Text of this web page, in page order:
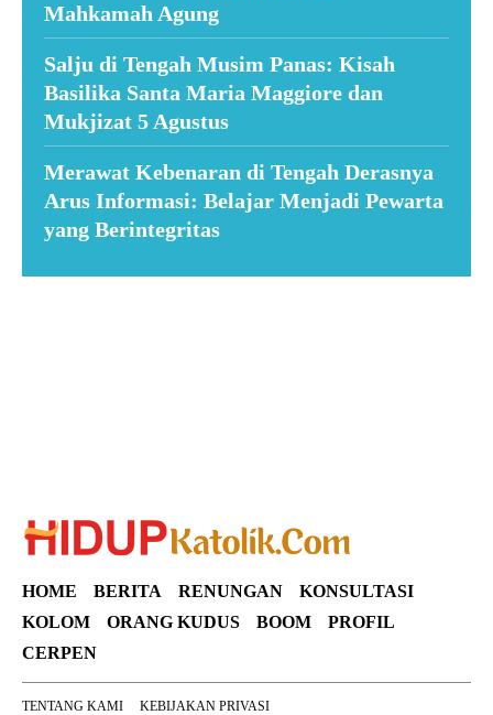
Mahkamah Agung
Salju di Tengah Musim Panas: Kisah
Basilika Santa Maria Maggiore dan
Mukjizat 5 Agustus
Merawat Kebenaran di Tengah Derasnya
Arus Informasi: Belajar Menjadi Pewarta
yang Berintegritas
HOME BERITA RENUNGAN
KONSULTASI
KOLOM
ORANG KUDUS BOOM
PROFIL
CERPEN
TENTANG KAMI
KEBIJAKAN PRIVASI